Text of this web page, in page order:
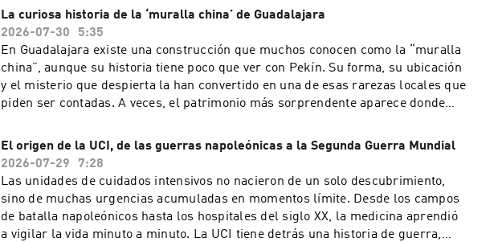
más historias curiosas en el canal National Geographic y en Disney +. Learn
more about your ad choices. Visit podcastchoices.com/adchoices
La curiosa historia de la ‘muralla china’ de Guadalajara
2026-07-30
5:35
En Guadalajara existe una construcción que muchos conocen como la “muralla
china”, aunque su historia tiene poco que ver con Pekín. Su forma, su ubicación
y el misterio que despierta la han convertido en una de esas rarezas locales que
piden ser contadas. A veces, el patrimonio más sorprendente aparece donde
Geographic y en Disney +. Learn more about your ad choices. Visit
podcastchoices.com/adchoices
El origen de la UCI, de las guerras napoleónicas a la Segunda Guerra Mundial
2026-07-29
7:28
Las unidades de cuidados intensivos no nacieron de un solo descubrimiento,
sino de muchas urgencias acumuladas en momentos límite. Desde los campos
de batalla napoleónicos hasta los hospitales del siglo XX, la medicina aprendió
a vigilar la vida minuto a minuto. La UCI tiene detrás una historia de guerra,